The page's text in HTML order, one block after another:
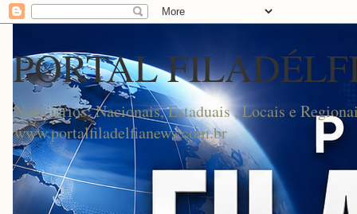
PORTAL
Noticiários: Nacionais, Estaduais , Locais e
www.portalfiladelfianews.com.br